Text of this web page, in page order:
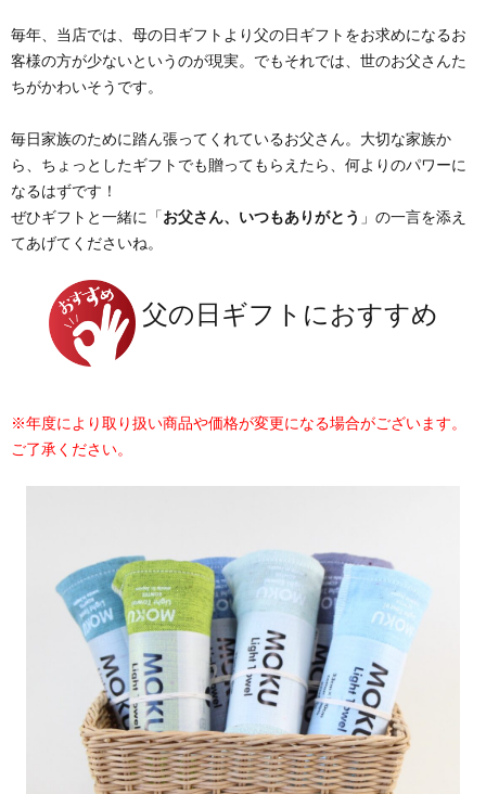
毎年、当店では、母の日ギフトより父の日ギフトをお求めになるお
客様の方が少ないというのが現実。でもそれでは、世のお父さんた
ちがかわいそうです。
毎日家族のために踏ん張ってくれているお父さん。大切な家族か
ら、ちょっとしたギフトでも贈ってもらえたら、何よりのパワーに
なるはずです！
ぜひギフトと一緒に「 お父さん、いつもありがとう 」の一言を添え
てあげてくださいね。
父の日ギフトにおすすめ
※年度により取り扱い商品や価格が変更になる場合がございます。
ご了承ください。